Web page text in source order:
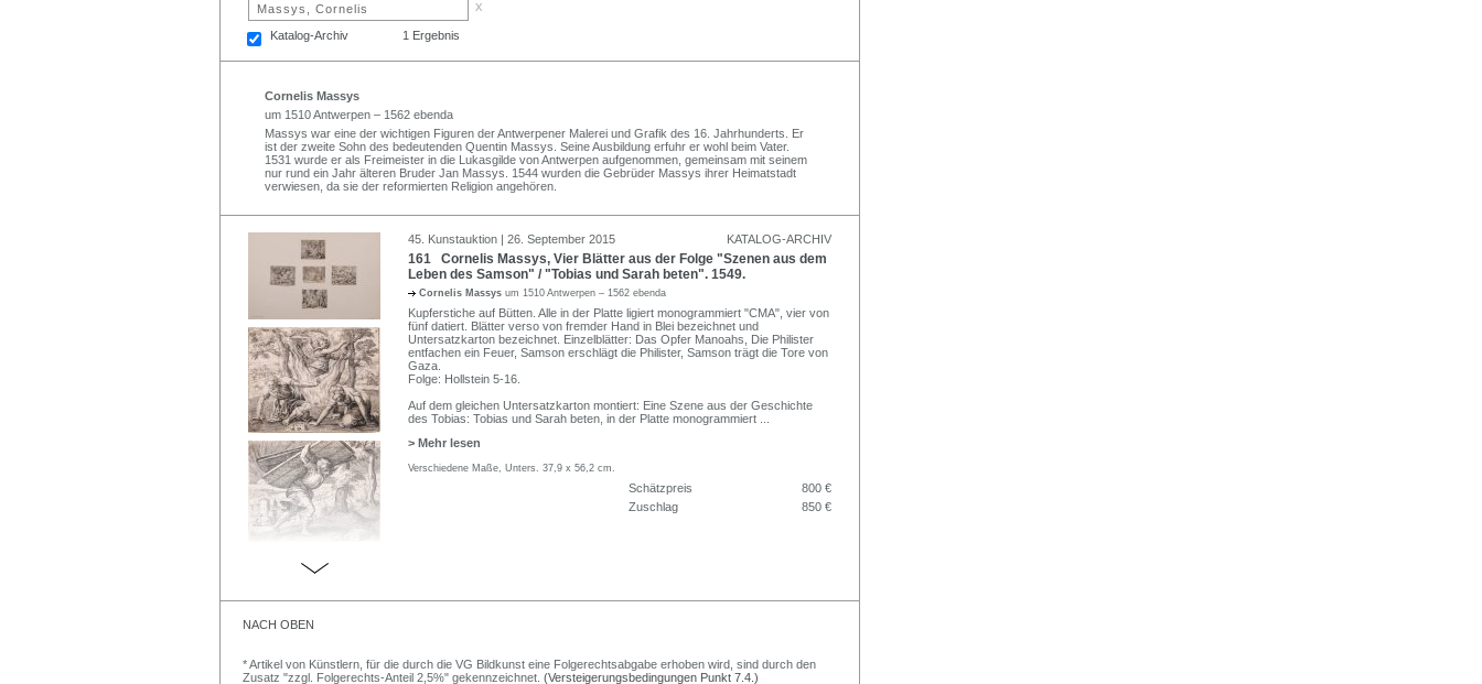
x
Katalog-Archiv 1 Ergebnis
Cornelis Massys
um 1510 Antwerpen – 1562 ebenda
Massys war eine der wichtigen Figuren der Antwerpener Malerei und Grafik des 16. Jahrhunderts. Er
ist der zweite Sohn des bedeutenden Quentin Massys. Seine Ausbildung erfuhr er wohl beim Vater.
1531 wurde er als Freimeister in die Lukasgilde von Antwerpen aufgenommen, gemeinsam mit seinem
nur rund ein Jahr älteren Bruder Jan Massys. 1544 wurden die Gebrüder Massys ihrer Heimatstadt
verwiesen, da sie der reformierten Religion angehören.
45. Kunstauktion | 26. September 2015 KATALOG-ARCHIV
161 Cornelis Massys, Vier Blätter aus der Folge "Szenen aus dem
Leben des Samson" / "Tobias und Sarah beten". 1549.
Cornelis Massys um 1510 Antwerpen – 1562 ebenda
Kupferstiche auf Bütten. Alle in der Platte ligiert monogrammiert "CMA", vier von
fünf datiert. Blätter verso von fremder Hand in Blei bezeichnet und
Untersatzkarton bezeichnet. Einzelblätter: Das Opfer Manoahs, Die Philister
entfachen ein Feuer, Samson erschlägt die Philister, Samson trägt die Tore von
Gaza.
Folge: Hollstein 5-16.
Auf dem gleichen Untersatzkarton montiert: Eine Szene aus der Geschichte
des Tobias: Tobias und Sarah beten, in der Platte monogrammiert
> Mehr lesen
Verschiedene Maße, Unters. 37,9 x 56,2 cm.
Schätzpreis
800 €
Zuschlag
850 €
NACH OBEN
* Artikel von Künstlern, für die durch die VG Bildkunst eine Folgerechtsabgabe erhoben wird, sind durch den
Zusatz "zzgl. Folgerechts-Anteil 2,5%" gekennzeichnet. (Versteigerungsbedingungen Punkt 7.4.)